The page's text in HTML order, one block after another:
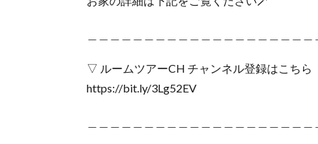
▽ ルームツアーCH チャンネル登録はこちら
https://bit.ly/3Lg52EV